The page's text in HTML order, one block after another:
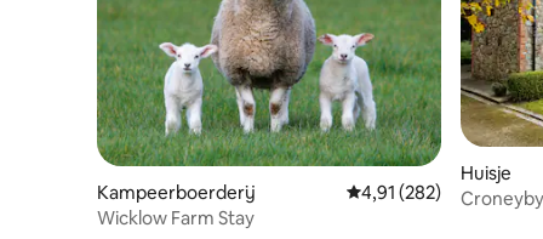
Kampeerboerderij Gemiddelde
4,91 (282)
Wicklow Farm Stay
Huisje